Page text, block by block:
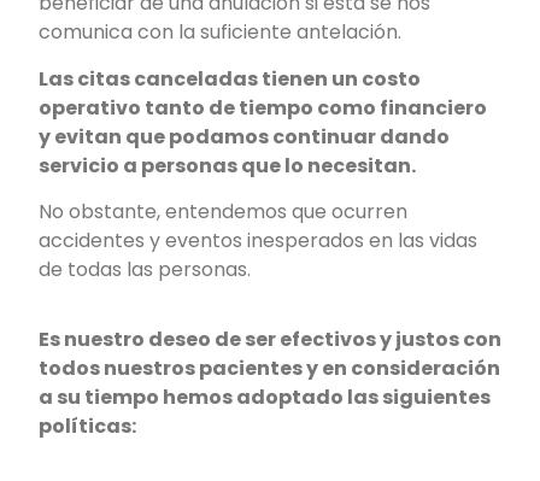
comunica con la suficiente antelación.
Las citas canceladas tienen un costo
operativo tanto de tiempo como financiero
y evitan que podamos continuar dando
servicio a personas que lo necesitan.
No obstante, entendemos que ocurren
accidentes y eventos inesperados en las vidas
de todas las personas.
Es nuestro deseo de ser efectivos y justos con
todos nuestros pacientes y en consideración
a su tiempo hemos adoptado las siguientes
políticas: